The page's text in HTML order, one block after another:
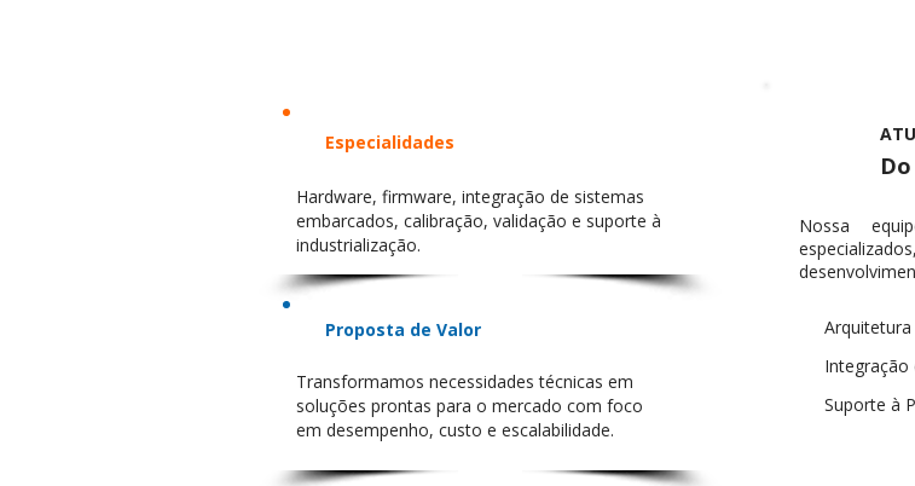
Especialidades
Hardware, firmware, integração de sistemas
embarcados, calibração, validação e suporte à
industrialização.
Proposta de Valor
Transformamos necessidades técnicas em
soluções prontas para o mercado com foco
em desempenho, custo e escalabilidade.
Nossa
Integração
Suporte à